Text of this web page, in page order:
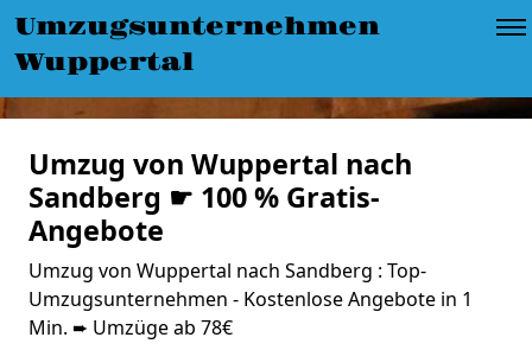
Umzugsunternehmen
Wuppertal
Umzug von Wuppertal nach
Sandberg ☛ 100 % Gratis-
Angebote
Umzug von Wuppertal nach Sandberg : Top-
Umzugsunternehmen - Kostenlose Angebote in 1
Min. ➨ Umzüge ab 78€